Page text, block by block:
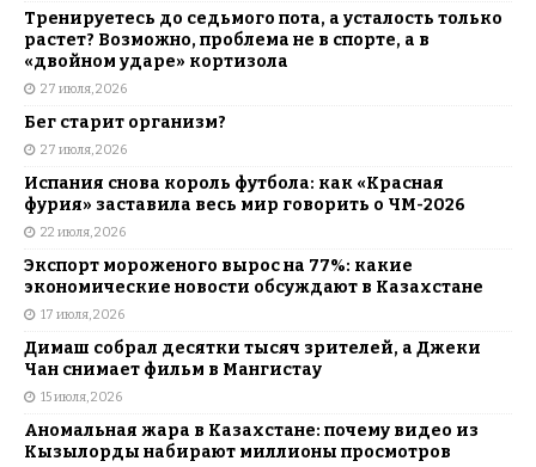
Тренируетесь до седьмого пота, а усталость только
растет? Возможно, проблема не в спорте, а в
«двойном ударе» кортизола
27 июля, 2026
Бег старит организм?
27 июля, 2026
Испания снова король футбола: как «Красная
фурия» заставила весь мир говорить о ЧМ-2026
22 июля, 2026
Экспорт мороженого вырос на 77%: какие
экономические новости обсуждают в Казахстане
17 июля, 2026
Димаш собрал десятки тысяч зрителей, а Джеки
Чан снимает фильм в Мангистау
15 июля, 2026
Аномальная жара в Казахстане: почему видео из
Кызылорды набирают миллионы просмотров